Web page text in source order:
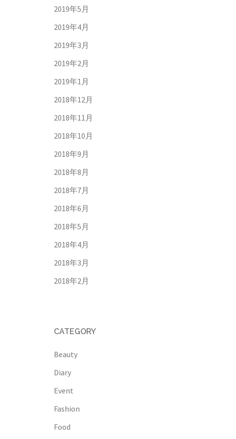
2019年5月
2019年4月
2019年3月
2019年2月
2019年1月
2018年12月
2018年11月
2018年10月
2018年9月
2018年8月
2018年7月
2018年6月
2018年5月
2018年4月
2018年3月
2018年2月
CATEGORY
Beauty
Diary
Event
Fashion
Food